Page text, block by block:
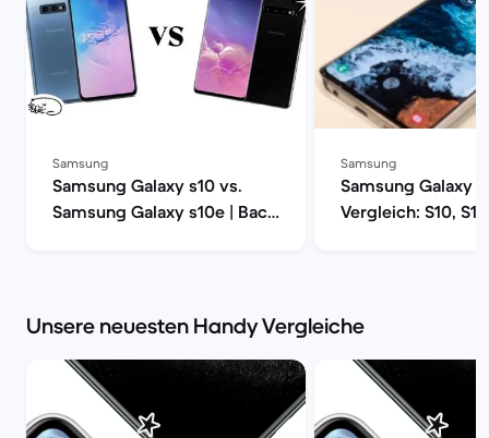
Samsung
Samsung Galaxy s10 vs.
Samsung Galaxy s10e | Back
Samsung
Samsung Galaxy
Vergleich: S10,
Unsere neuesten Handy Vergleiche